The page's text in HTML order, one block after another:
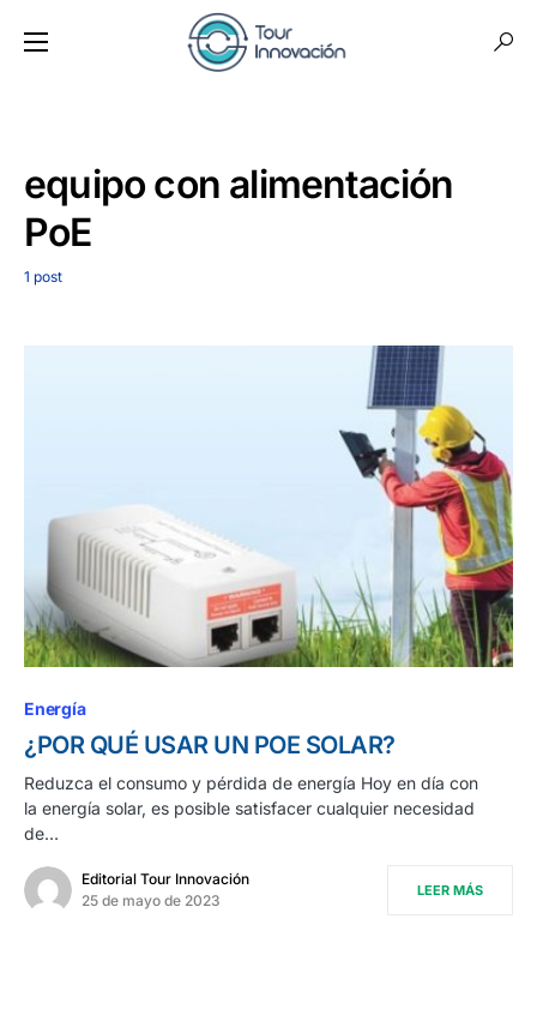
equipo con alimentación
PoE
1 post
Energía
¿POR QUÉ USAR UN POE SOLAR?
Reduzca el consumo y pérdida de energía Hoy en día con
la energía solar, es posible satisfacer cualquier necesidad
de…
Editorial Tour Innovación
25 de mayo de 2023
LEER MÁS